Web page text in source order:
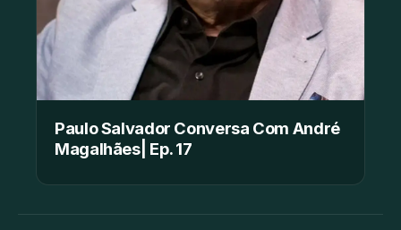
Paulo Salvador Conversa Com André
Magalhães| Ep. 17